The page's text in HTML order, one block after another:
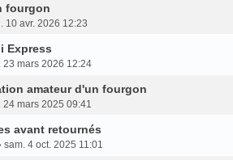
fourgon
10 avr. 2026 12:23
Express
23 mars 2026 12:24
amateur d'un fourgon
24 mars 2025 09:41
avant retournés
sam. 4 oct. 2025 11:01